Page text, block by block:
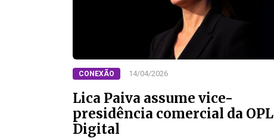
CONEXÃO 14/04/2026
Lica Paiva assume vice-
presidência comercial da OPL
Digital